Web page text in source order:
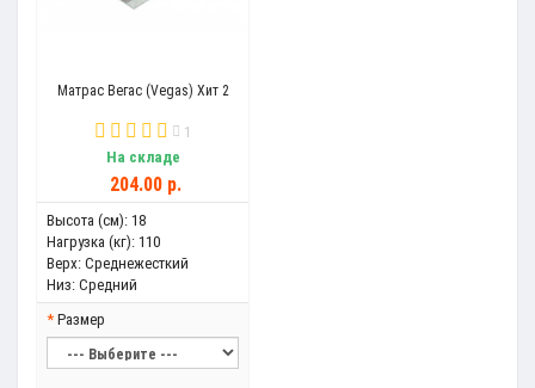
Матрас Вегас (Vegas) Хит 2
1
На складе
204.00 р.
Высота (см): 18
Нагрузка (кг): 110
Верх: Среднежесткий
Низ: Средний
Размер